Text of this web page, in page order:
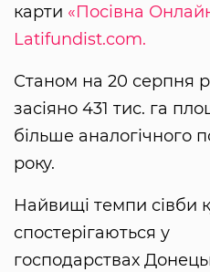
карти «Посівна
Latifundist.com.
Станом на 20 серпня
засіяно 431 тис. га
більше аналогічного
року.
Найвищі темпи сівби
спостерігаються у
господарствах